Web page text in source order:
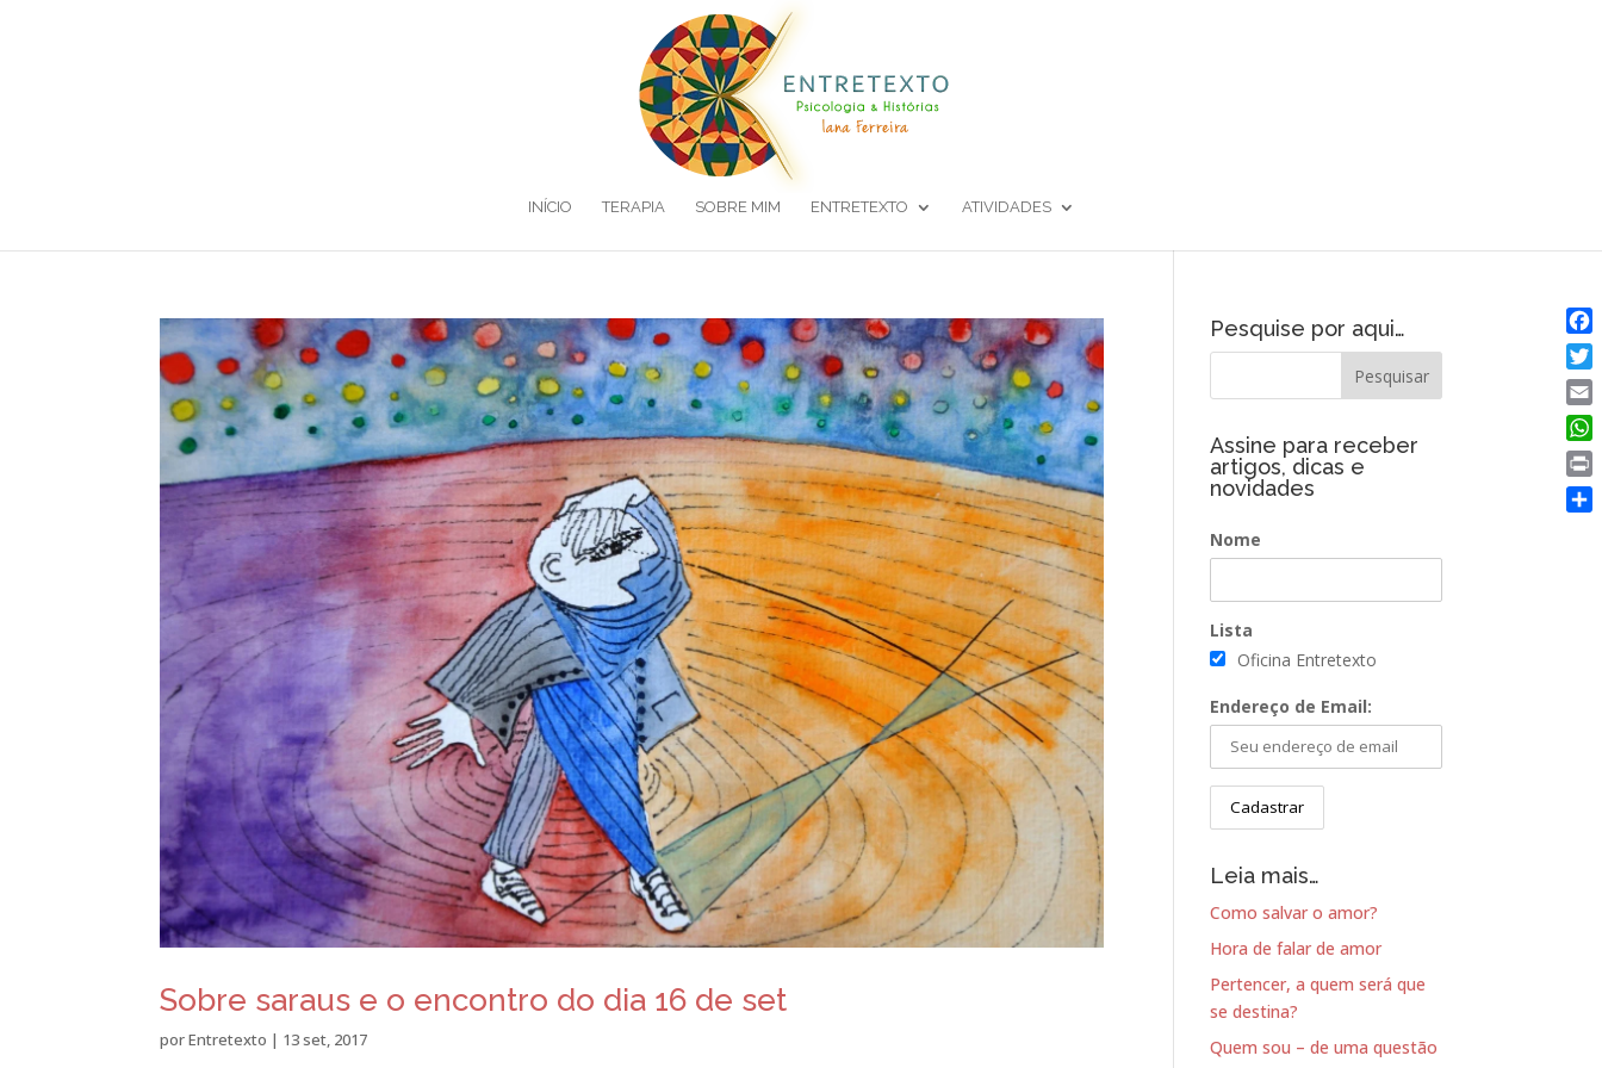
INÍCIO TERAPIA SOBRE MIM ENTRETEXTO ATIVIDADES
Sobre saraus e o encontro do dia 16 de set
porEntretexto | 13 set, 2017
Pesquise por aqui…
Assine para receber
artigos, dicas e
novidades
Nome
Lista
Oficina Entretexto
Endereço de Email:
Leia mais…
Como salvar o amor?
Hora de falar de amor
Pertencer, a quem será que
se destina?
Quem sou – de uma questão
Print